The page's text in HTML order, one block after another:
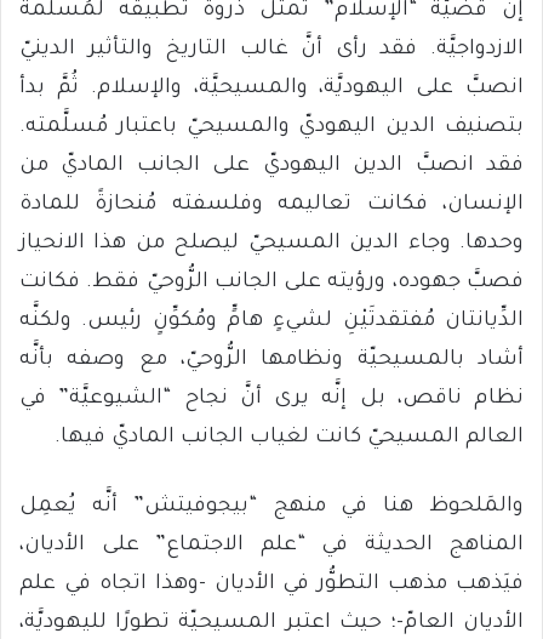
إنَّ قضيَّة “الإسلام” تمثّل ذُروة تطبيقه لمُسلَّمة
الازدواجيَّة. فقد رأى أنَّ غالب التاريخ والتأثير الدينيّ
انصبَّ على اليهوديَّة، والمسيحيَّة، والإسلام. ثُمَّ بدأ
بتصنيف الدين اليهوديّ والمسيحيّ باعتبار مُسلَّمته.
فقد انصبَّ الدين اليهوديّ على الجانب الماديّ من
الإنسان، فكانت تعاليمه وفلسفته مُنحازةً للمادة
وحدها. وجاء الدين المسيحيّ ليصلح من هذا الانحياز
فصبَّ جهوده، ورؤيته على الجانب الرُّوحيّ فقط. فكانت
الدِّيانتان مُفتقدتَيْنِ لشيءٍ هامٍّ ومُكوِّنٍ رئيس. ولكنَّه
أشاد بالمسيحيّة ونظامها الرُّوحيّ، مع وصفه بأنَّه
نظام ناقص، بل إنَّه يرى أنَّ نجاح “الشيوعيَّة” في
العالم المسيحيّ كانت لغياب الجانب الماديّ فيها.
والمَلحوظ هنا في منهج “بيجوفيتش” أنَّه يُعمِل
المناهج الحديثة في “علم الاجتماع” على الأديان،
فيَذهب مذهب التطوُّر في الأديان -وهذا اتجاه في علم
الأديان العامّ-؛ حيث اعتبر المسيحيّة تطورًا لليهوديَّة،